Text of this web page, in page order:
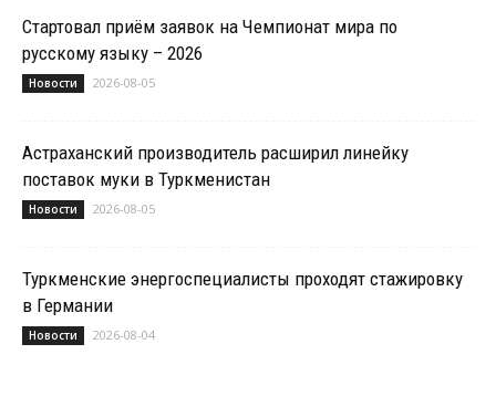
Стартовал приём заявок на Чемпионат мира по
русскому языку – 2026
Новости 2026-08-05
Астраханский производитель расширил линейку
поставок муки в Туркменистан
Новости 2026-08-05
Туркменские энергоспециалисты проходят стажировку
в Германии
Новости 2026-08-04